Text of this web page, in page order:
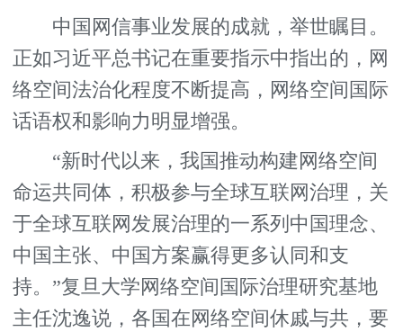
中国网信事业发展的成就，举世瞩目。
正如习近平总书记在重要指示中指出的，网
络空间法治化程度不断提高，网络空间国际
话语权和影响力明显增强。
“新时代以来，我国推动构建网络空间
命运共同体，积极参与全球互联网治理，关
于全球互联网发展治理的一系列中国理念、
中国主张、中国方案赢得更多认同和支
持。”复旦大学网络空间国际治理研究基地
主任沈逸说，各国在网络空间休戚与共，要